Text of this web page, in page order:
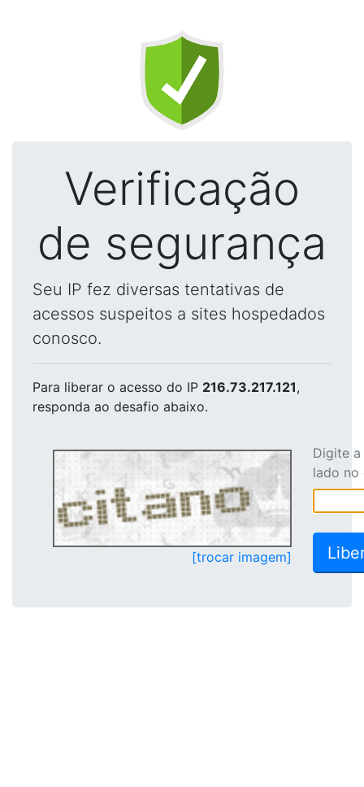
Verificação
de segurança
Seu IP fez diversas tentativas de
acessos suspeitos a sites hospedados
conosco.
Para liberar o acesso do IP 216.73.217.121,
responda ao desafio abaixo.
[trocar imagem]
Digite
lado no